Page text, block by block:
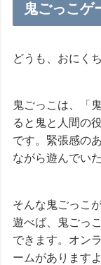
鬼ごっこゲ
どうも、おにく
鬼ごっこは、「
ると鬼と人間の
です。緊張感の
ながら遊んでい
そんな鬼ごっこ
遊べば、鬼ごっ
できます。オン
ームがありますよ